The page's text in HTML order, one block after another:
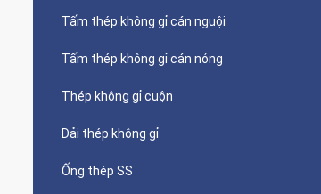
Tấm thép không gỉ cán nguội
Tấm thép không gỉ cán nóng
Thép không gỉ cuộn
Dải thép không gỉ
Ống thép SS